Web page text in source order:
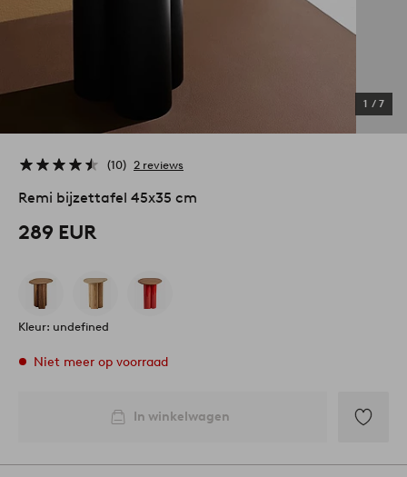
1 / 7
10 2 reviews
Remi bijzettafel 45x35 cm
289 EUR
Kleur: undefined
Niet meer op voorraad
In winkelwagen
aan